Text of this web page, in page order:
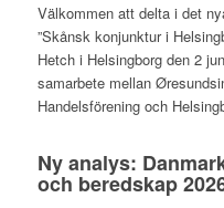
Välkommen att delta i det
”Skånsk konjunktur i
Hetch i Helsingborg den 2
samarbete mellan
Handelsförening och
Ny analys:
och beredskap